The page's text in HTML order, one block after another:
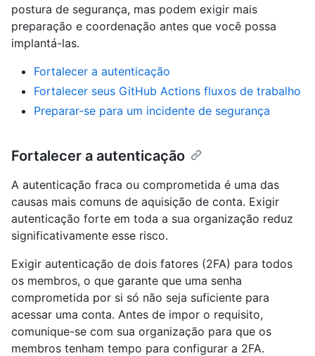
postura de segurança, mas podem exigir mais
preparação e coordenação antes que você possa
implantá-las.
Fortalecer a autenticação
Fortalecer seus GitHub Actions fluxos de trabalho
Preparar-se para um incidente de segurança
Fortalecer a autenticação
A autenticação fraca ou comprometida é uma das
causas mais comuns de aquisição de conta. Exigir
autenticação forte em toda a sua organização reduz
significativamente esse risco.
Exigir autenticação de dois fatores (2FA) para todos
os membros, o que garante que uma senha
comprometida por si só não seja suficiente para
acessar uma conta. Antes de impor o requisito,
comunique-se com sua organização para que os
membros tenham tempo para configurar a 2FA.